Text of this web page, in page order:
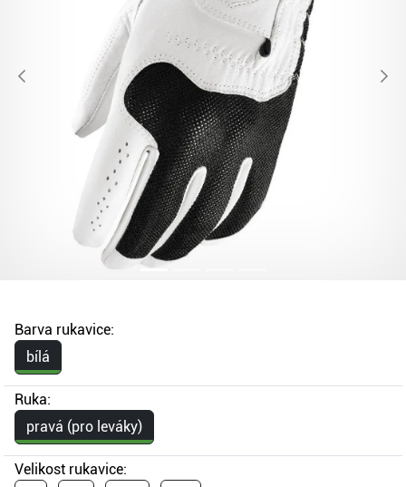
Barva rukavice:
bílá
Ruka:
pravá (pro leváky)
Velikost rukavice: